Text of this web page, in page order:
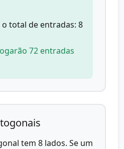
total de entradas: 8
72 entradas
tem 8 lados. Se um